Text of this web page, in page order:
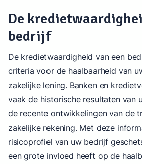
De
bedrijf
De kredietwaardigheid van een
criteria voor de haalbaarheid van
zakelijke lening. Banken en
vaak de historische resultaten van
de recente ontwikkelingen van de
zakelijke rekening. Met deze
risicoprofiel van uw bedrijf
een grote invloed heeft op de